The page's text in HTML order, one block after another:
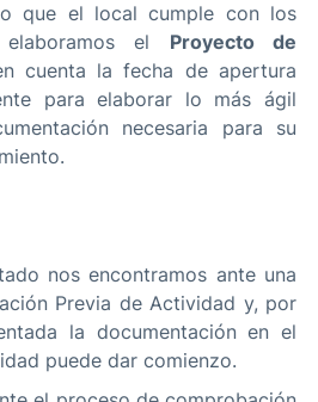
que el local cumple con los
elaboramos el Proyecto de
cuenta la fecha de apertura
para elaborar lo más ágil
necesaria para su
nos encontramos ante una
Previa de Actividad y, por
la documentación en el
puede dar comienzo.